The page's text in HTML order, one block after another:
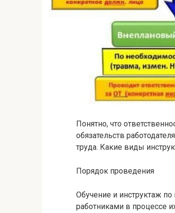
Понятно, что
обязательств
труда. Какие виды
Порядок проведения
Обучение и инструктаж
работниками в процессе